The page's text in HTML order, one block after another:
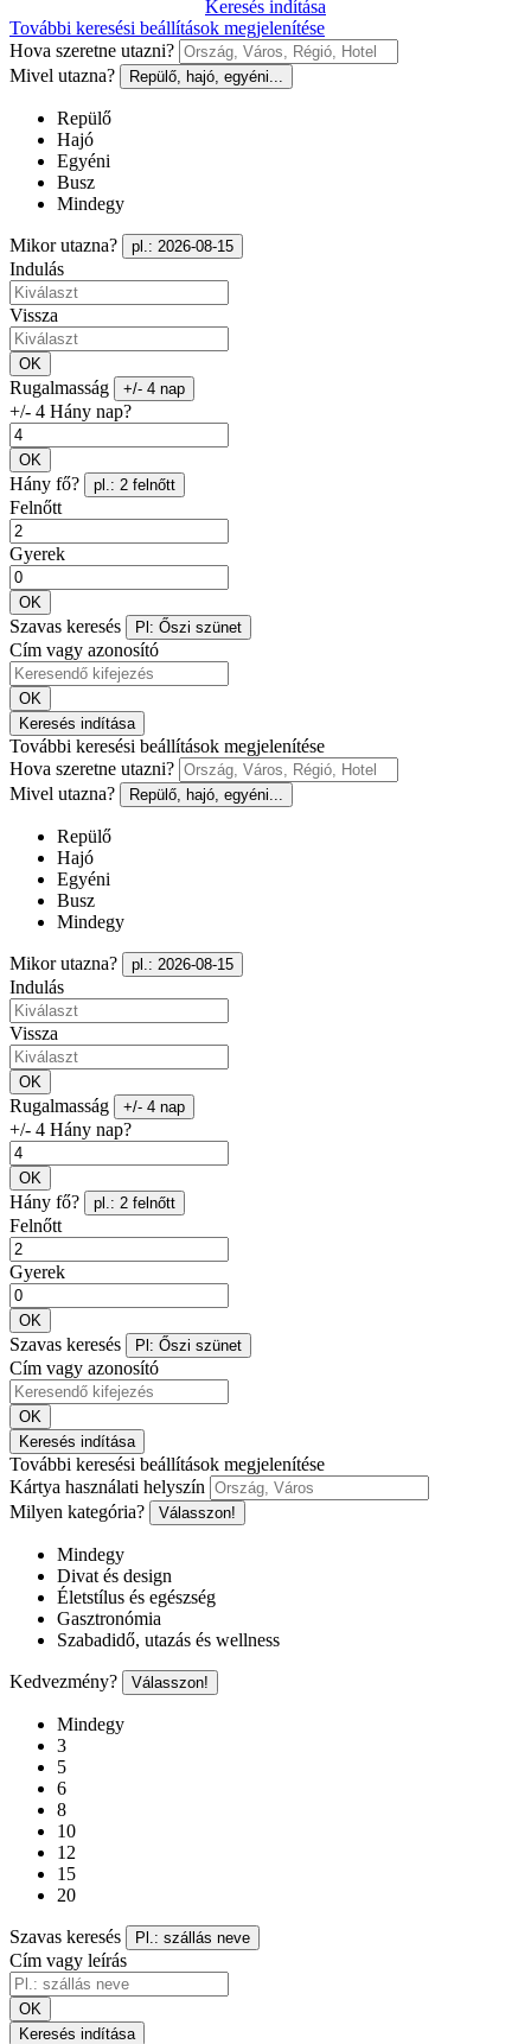
Keresés indítása
További keresési beállítások megjelenítése
Hova szeretne utazni?
Mivel utazna?
Repülő, hajó, egyéni...
Repülő
Hajó
Egyéni
Busz
Mindegy
Mikor utazna? pl.: 2026-08-15
Indulás
Vissza
OK
Rugalmasság +/- 4 nap
+/- 4 Hány nap?
OK
Hány fő? pl.: 2 felnőtt
Felnőtt
Gyerek
OK
Szavas keresés Pl: Őszi szünet
Cím vagy azonosító
OK
Keresés indítása
További keresési beállítások megjelenítése
Hova szeretne utazni?
Mivel utazna?
Repülő, hajó, egyéni...
Repülő
Hajó
Egyéni
Busz
Mindegy
Mikor utazna? pl.: 2026-08-15
Indulás
Vissza
OK
Rugalmasság +/- 4 nap
+/- 4 Hány nap?
OK
Hány fő? pl.: 2 felnőtt
Felnőtt
Gyerek
OK
Szavas keresés Pl: Őszi szünet
Cím vagy azonosító
OK
Keresés indítása
További keresési beállítások megjelenítése
Kártya használati helyszín
Milyen kategória?
Válasszon!
Mindegy
Divat és design
Életstílus és egészség
Gasztronómia
Szabadidő, utazás és wellness
Kedvezmény? Válasszon!
Mindegy
3
5
6
8
10
12
15
20
Szavas keresés Pl.: szállás neve
Cím vagy leírás
OK
Keresés indítása